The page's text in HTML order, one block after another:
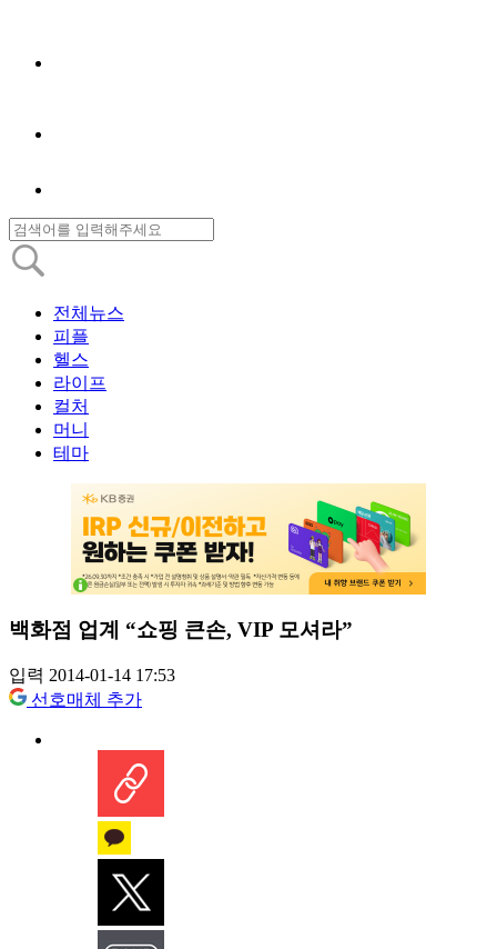
전체뉴스
피플
헬스
라이프
컬처
머니
테마
백화점 업계 “쇼핑 큰손, VIP 모셔라”
입력 2014-01-14 17:53
선호매체 추가